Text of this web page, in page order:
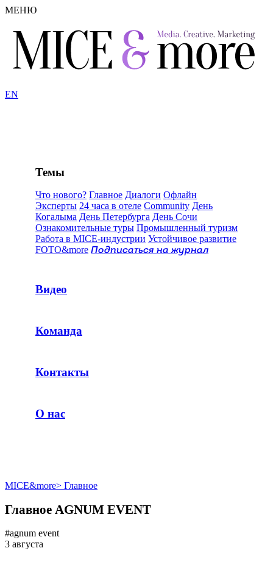
МЕНЮ
EN
Темы
Что нового? Главное Диалоги Офлайн
Эксперты 24 часа в отеле Community День
Когалыма День Петербурга День Сочи
Ознакомительные туры Промышленный туризм
Работа в MICE-индустрии Устойчивое развитие
FOTO&more Подписаться на журнал
Видео
Команда
Контакты
О нас
MICE&more> Главное
Главное AGNUM EVENT
#agnum event
3 августа